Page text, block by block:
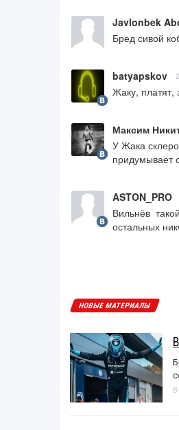
Javlonbek
Бред сивой
batyapskov
Жаку, платят,
Максим
У Жака
придумывает
ASTON_PRO
Вильнёв
остальных
НОВЫЕ МАТЕРИАЛЫ